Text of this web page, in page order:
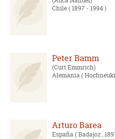
Chile( 1897 - 1994 )
Peter Bamm
Curt Emmrich
Alemania(
Arturo Barea
España( Badajoz ,